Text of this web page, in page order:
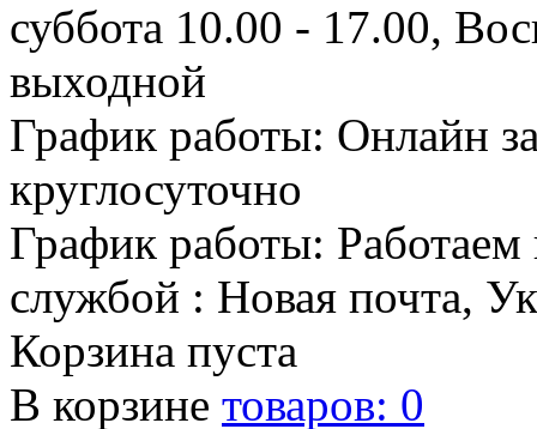
суббота 10.00 - 17.00,
выходной
График работы: Онлайн
круглосуточно
График работы: Работаем
службой : Новая почта,
Корзина пуста
В корзине товаров: 0